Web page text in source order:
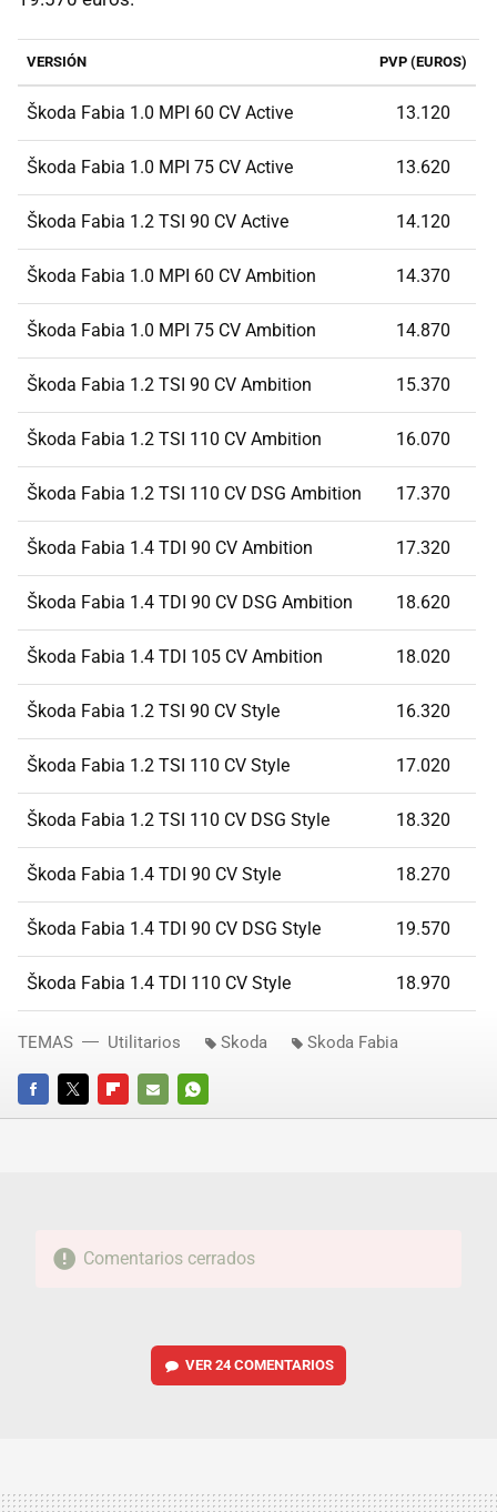
VERSIÓN PVP (EUROS)
Škoda Fabia 1.0 MPI 60 CV Active 13.120
Škoda Fabia 1.0 MPI 75 CV Active 13.620
Škoda Fabia 1.2 TSI 90 CV Active 14.120
Škoda Fabia 1.0 MPI 60 CV Ambition 14.370
Škoda Fabia 1.0 MPI 75 CV Ambition 14.870
Škoda Fabia 1.2 TSI 90 CV Ambition 15.370
Škoda Fabia 1.2 TSI 110 CV Ambition 16.070
Škoda Fabia 1.2 TSI 110 CV DSG Ambition 17.370
Škoda Fabia 1.4 TDI 90 CV Ambition 17.320
Škoda Fabia 1.4 TDI 90 CV DSG Ambition 18.620
Škoda Fabia 1.4 TDI 105 CV Ambition 18.020
Škoda Fabia 1.2 TSI 90 CV Style 16.320
Škoda Fabia 1.2 TSI 110 CV Style 17.020
Škoda Fabia 1.2 TSI 110 CV DSG Style 18.320
Škoda Fabia 1.4 TDI 90 CV Style 18.270
Škoda Fabia 1.4 TDI 90 CV DSG Style 19.570
Škoda Fabia 1.4 TDI 110 CV Style 18.970
FACEBOOKTWITTERFLIPBOARD
E-
WHATSAPP
TEMAS Utilitarios Skoda Skoda Fabia
Comentarios cerrados
VER 24 COMENTARIOS